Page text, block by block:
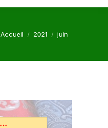
Vous êtes ici :
Accueil 2021 juin